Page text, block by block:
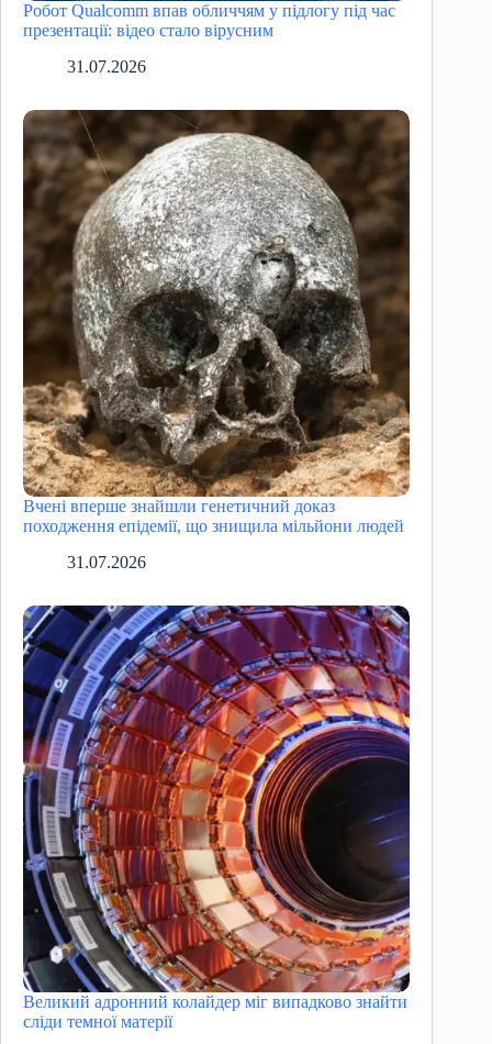
Робот Qualcomm впав обличчям у підлогу під час
презентації: відео стало вірусним
31.07.2026
Вчені вперше знайшли генетичний доказ
походження епідемії, що знищила мільйони людей
31.07.2026
Великий адронний колайдер міг випадково знайти
сліди темної матерії